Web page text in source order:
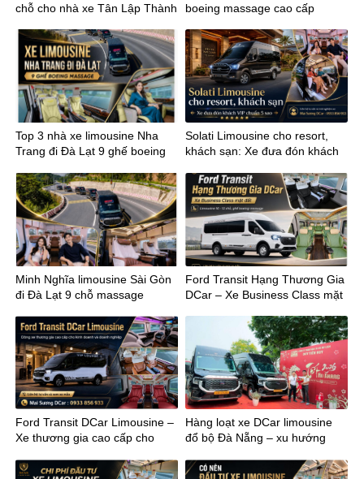
chỗ cho nhà xe Tân Lập Thành
boeing massage cao cấp
Top 3 nhà xe limousine Nha
Trang đi Đà Lạt 9 ghế boeing
Solati Limousine cho resort,
khách sạn: Xe đưa đón khách
Minh Nghĩa limousine Sài Gòn
đi Đà Lạt 9 chỗ massage
Ford Transit Hạng Thương Gia
DCar – Xe Business Class mặt
Ford Transit DCar Limousine –
Xe thương gia cao cấp cho
Hàng loạt xe DCar limousine
đổ bộ Đà Nẵng – xu hướng
miền Trung